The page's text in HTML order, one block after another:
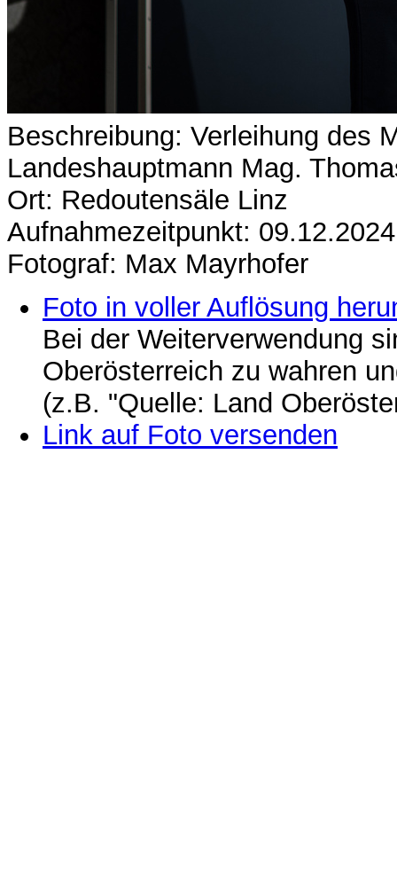
Beschreibung: Verleihung des
Landeshauptmann Mag.
Ort: Redoutensäle Linz
Aufnahmezeitpunkt: 09.12.2024
Fotograf: Max Mayrhofer
Foto in voller Auflösung
Bei der Weiterverwendung
Oberösterreich zu wahren
(z.B. "Quelle: Land
Link auf Foto versenden